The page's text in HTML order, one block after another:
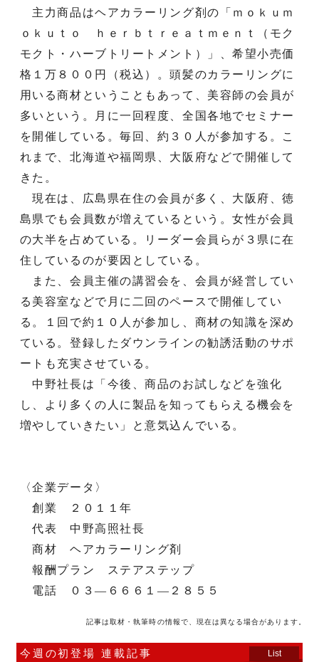
主力商品はヘアカラーリング剤の「ｍｏｋｕｍ
ｏｋｕｔｏ ｈｅｒｂｔｒｅａｔｍｅｎｔ（モク
モクト・ハーブトリートメント）」、希望小売価
格１万８００円（税込）。頭髪のカラーリングに
用いる商材ということもあって、美容師の会員が
多いという。月に一回程度、全国各地でセミナー
を開催している。毎回、約３０人が参加する。こ
れまで、北海道や福岡県、大阪府などで開催して
きた。
現在は、広島県在住の会員が多く、大阪府、徳
島県でも会員数が増えているという。女性が会員
の大半を占めている。リーダー会員らが３県に在
住しているのが要因としている。
また、会員主催の講習会を、会員が経営してい
る美容室などで月に二回のペースで開催してい
る。１回で約１０人が参加し、商材の知識を深め
ている。登録したダウンラインの勧誘活動のサポ
ートも充実させている。
中野社長は「今後、商品のお試しなどを強化
し、より多くの人に製品を知ってもらえる機会を
増やしていきたい」と意気込んでいる。
〈企業データ〉
創業 ２０１１年
代表 中野高照社長
商材 ヘアカラーリング剤
報酬プラン ステアステップ
電話 ０３―６６６１―２８５５
記事は取材・執筆時の情報で、現在は異なる場合があります。
今週の初登場 連載記事 List